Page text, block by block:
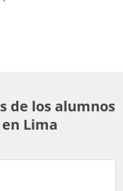
de los alumnos
Lima